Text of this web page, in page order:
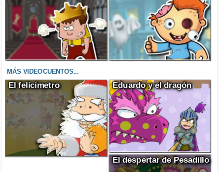
MÁS VIDEOCUENTOS...
El felicímetro Eduardo y el dragón
El despertar de Pesadillo